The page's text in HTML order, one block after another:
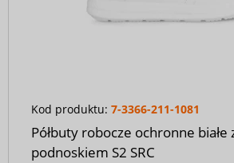
Kod produktu: 7-3366-211-1081
Półbuty robocze ochronne
podnoskiem S2 SRC